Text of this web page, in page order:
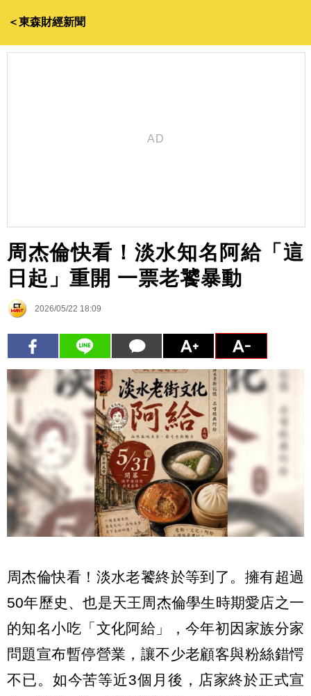
＜東森財經新聞
周杰倫快看！淡水知名阿給「這
日起」重開 一票老饕暴動
2026/05/22 18:09
周杰倫快看！淡水老饕終於等到了。擁有超過
50年歷史、也是天王周杰倫學生時期愛店之一
的知名小吃「文化阿給」，今年初因家族分家
問題宣布暫停營業，讓不少老顧客與粉絲錯愕
不已。如今苦等近3個月後，店家終於正式宣